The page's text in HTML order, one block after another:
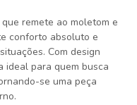
remete ao moletom e
conforto absoluto e
Com design
ideal para quem busca
se uma peça